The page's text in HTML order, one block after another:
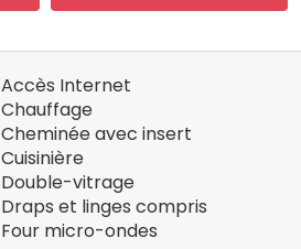
Accès Internet
Chauffage
Cheminée avec insert
Cuisinière
Double-vitrage
Draps et linges compris
Four micro-ondes